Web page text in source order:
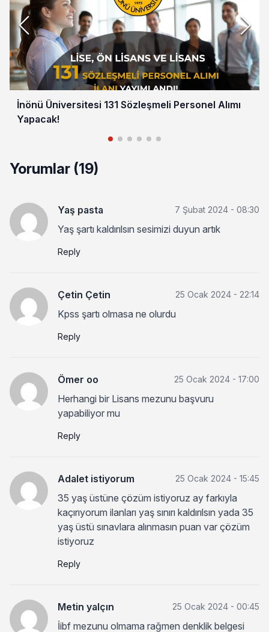
İnönü Üniversitesi 131 Sözleşmeli Personel Alımı
Yapacak!
Yorumlar (19)
Yaş pasta 7 Şubat 2024 - 08:30
Yaş şartı kaldırılsın sesimizi duyun artık
Reply
Çetin Çetin 25 Ocak 2024 - 22:14
Kpss şartı olmasa ne olurdu
Reply
Ömer oo 25 Ocak 2024 - 17:00
Herhangi bir Lisans mezunu başvuru
yapabiliyor mu
Reply
Adalet istiyorum 25 Ocak 2024 - 15:45
35 yaş üstüne çözüm istiyoruz ay farkıyla
kaçırıyorum ilanları yaş sınırı kaldırılsın yada 35
yaş üstü sınavlara alınmasın puan var çözüm
istiyoruz
Reply
Metin yalçın 25 Ocak 2024 - 00:45
İibf mezunu olmama rağmen denklik belgesi